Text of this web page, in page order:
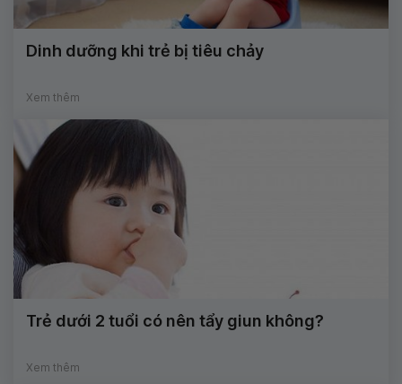
Dinh dưỡng khi trẻ bị tiêu chảy
Xem thêm
Trẻ dưới 2 tuổi có nên tẩy giun không?
Xem thêm